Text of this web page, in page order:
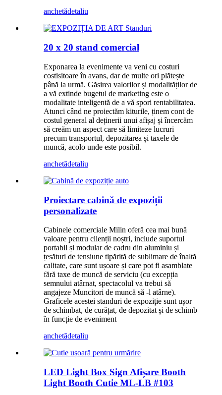
anchetădetaliu
20 x 20 stand comercial
Exponarea la evenimente va veni cu costuri
costisitoare în avans, dar de multe ori plătește
până la urmă. Găsirea valorilor și modalităților de
a vă extinde bugetul de marketing este o
modalitate inteligentă de a vă spori rentabilitatea.
Atunci când ne proiectăm kiturile, ținem cont de
costul general al deținerii unui afișaj și încercăm
să creăm un aspect care să limiteze lucruri
precum transportul, depozitarea și taxele de
muncă, acolo unde este posibil.
anchetădetaliu
Proiectare cabină de expoziții
personalizate
Cabinele comerciale Milin oferă cea mai bună
valoare pentru clienții noștri, include suportul
portabil și modular de cadru din aluminiu și
țesături de tensiune tipărită de sublimare de înaltă
calitate, care sunt ușoare și care pot fi asamblate
fără taxe de muncă de serviciu (cu excepția
semnului atârnat, spectacolul va trebui să
angajeze Muncitori de muncă să -l atârne).
Graficele acestei standuri de expoziție sunt ușor
de schimbat, de curățat, de depozitat și de schimb
în funcție de eveniment
anchetădetaliu
LED Light Box Sign Afișare Booth
Light Booth Cutie ML-LB #103